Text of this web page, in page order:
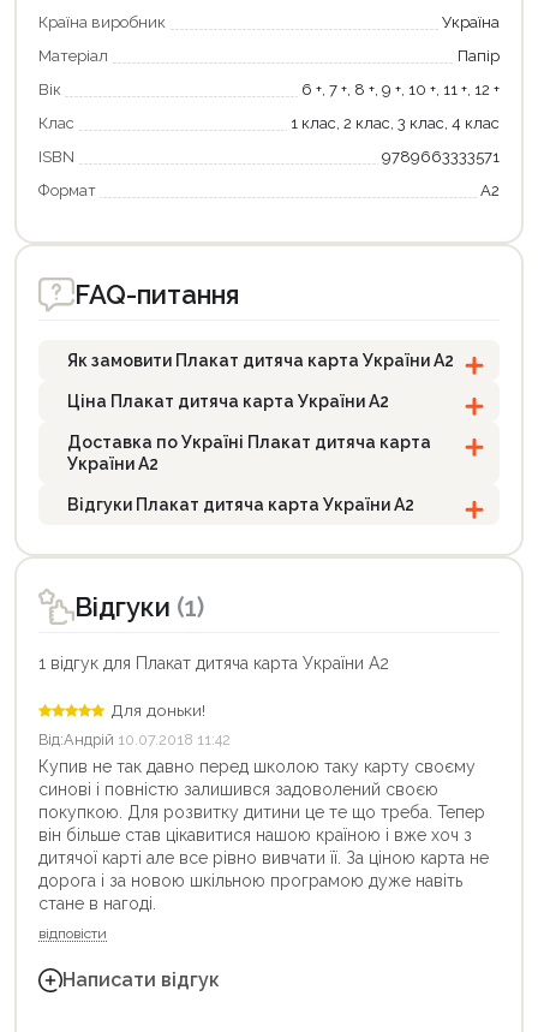
Країна виробник
Україна
Матеріал
Папір
Вік
6 +, 7 +, 8 +, 9 +, 10 +, 11 +, 12 +
Клас
1 клас, 2 клас, 3 клас, 4 клас
ISBN
9789663333571
Формат
А2
FAQ-питання
Як замовити Плакат дитяча карта України А2
Ціна Плакат дитяча карта України А2
Доставка по Україні Плакат дитяча карта
України А2
Відгуки Плакат дитяча карта України А2
Відгуки (1)
1 відгук для Плакат дитяча карта України А2
Для доньки!
Від:Андрій 10.07.2018 11:42
Купив не так давно перед школою таку карту своєму
синові і повністю залишився задоволений своєю
покупкою. Для розвитку дитини це те що треба. Тепер
він більше став цікавитися нашою країною і вже хоч з
дитячої карті але все рівно вивчати її. За ціною карта не
дорога і за новою шкільною програмою дуже навіть
стане в нагоді.
відповісти
Написати відгук
Оформити замовлення